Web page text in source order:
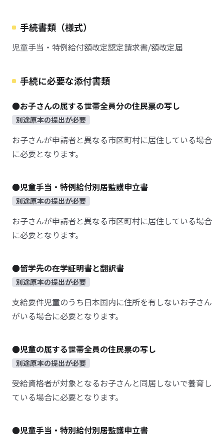
手続書類（様式）
児童手当・特例給付額改定認定請求書/額改定届
手続に必要な添付書類
●お子さんの属する世帯全員分の住民票の写し
別途原本の提出が必要
お子さんが申請者と異なる市区町村に居住している場合
に必要となります。
●児童手当・特例給付別居監護申立書
別途原本の提出が必要
お子さんが申請者と異なる市区町村に居住している場合
に必要となります。
●留学先の在学証明書と翻訳書
別途原本の提出が必要
支給要件児童のうち日本国内に住所を有しないお子さん
がいる場合に必要となります。
●児童の属する世帯全員の住民票の写し
別途原本の提出が必要
受給資格者が対象となるお子さんと同居しないで養育し
ている場合に必要となります。
●児童手当・特別給付別居監護申立書